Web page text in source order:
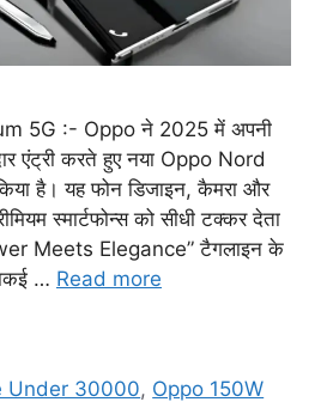
5G :- Oppo ने 2025 में अपनी
एंट्री करते हुए नया Oppo Nord
है। यह फोन डिजाइन, कैमरा और
स्मार्टफोन्स को सीधी टक्कर देता
Meets Elegance” टैगलाइन के
… Read more
Under 30000, Oppo 150W